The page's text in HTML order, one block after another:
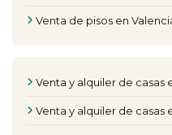
Venta de pisos en
Venta y alquiler de casas
Venta y alquiler de casas